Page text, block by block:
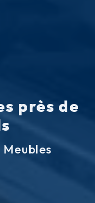
près de